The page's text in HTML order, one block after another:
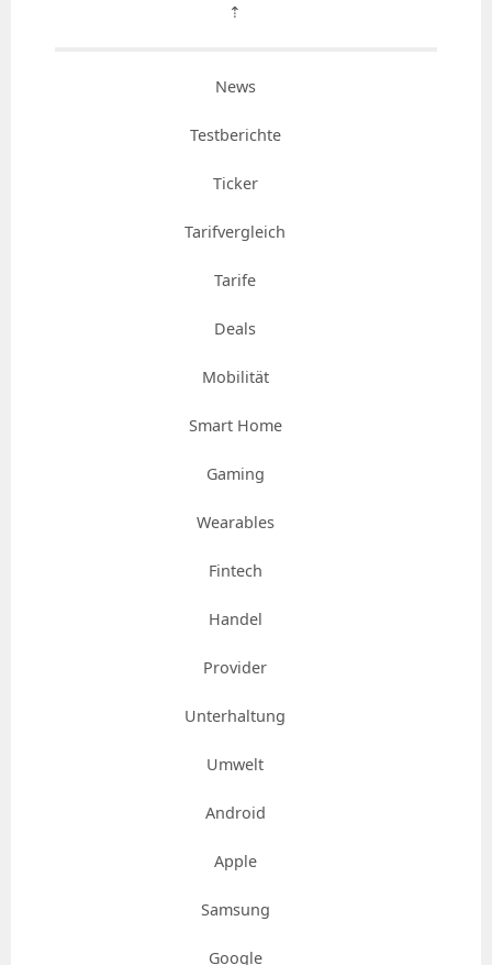
⇡
News
Testberichte
Ticker
Tarifvergleich
Tarife
Deals
Mobilität
Smart Home
Gaming
Wearables
Fintech
Handel
Provider
Unterhaltung
Umwelt
Android
Apple
Samsung
Google